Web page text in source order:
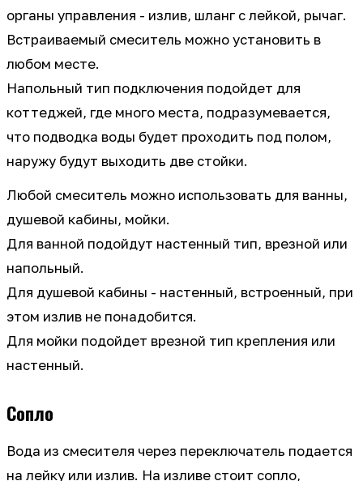
органы управления - излив, шланг с лейкой, рычаг.
Встраиваемый смеситель можно установить в
любом месте.
Напольный тип подключения подойдет для
коттеджей, где много места, подразумевается,
что подводка воды будет проходить под полом,
наружу будут выходить две стойки.
Любой смеситель можно использовать для ванны,
душевой кабины, мойки.
Для ванной подойдут настенный тип, врезной или
напольный.
Для душевой кабины - настенный, встроенный, при
этом излив не понадобится.
Для мойки подойдет врезной тип крепления или
настенный.
Сопло
Вода из смесителя через переключатель подается
на лейку или излив. На изливе стоит сопло,